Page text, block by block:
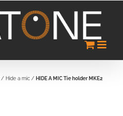
/ Hide a mic / HIDE A MIC Tie holder MKE2